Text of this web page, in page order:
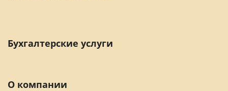
Бухгалтерские услуги
О компании